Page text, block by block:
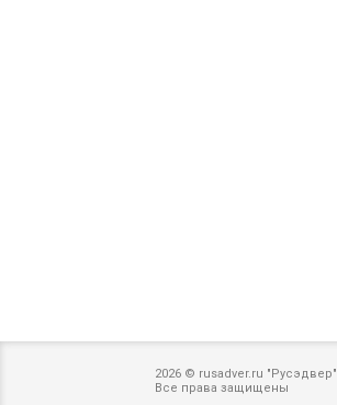
2026 © rusadver.ru "Русэдвер"
Все права защищены